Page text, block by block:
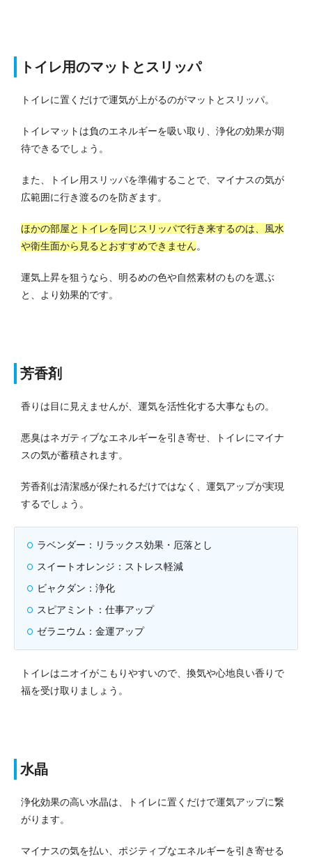
トイレ用のマットとスリッパ
トイレに置くだけで運気が上がるのがマットとスリッパ。
トイレマットは負のエネルギーを吸い取り、浄化の効果が期
待できるでしょう。
また、トイレ用スリッパを準備することで、マイナスの気が
広範囲に行き渡るのを防ぎます。
ほかの部屋とトイレを同じスリッパで行き来するのは、風水
や衛生面から見るとおすすめできません。
運気上昇を狙うなら、明るめの色や自然素材のものを選ぶ
と、より効果的です。
芳香剤
香りは目に見えませんが、運気を活性化する大事なもの。
悪臭はネガティブなエネルギーを引き寄せ、トイレにマイナ
スの気が蓄積されます。
芳香剤は清潔感が保たれるだけではなく、運気アップが実現
するでしょう。
ラベンダー：リラックス効果・厄落とし
スイートオレンジ：ストレス軽減
ビャクダン：浄化
スピアミント：仕事アップ
ゼラニウム：金運アップ
トイレはニオイがこもりやすいので、換気や心地良い香りで
福を受け取りましょう。
水晶
浄化効果の高い水晶は、トイレに置くだけで運気アップに繋
がります。
マイナスの気を払い、ポジティブなエネルギーを引き寄せる